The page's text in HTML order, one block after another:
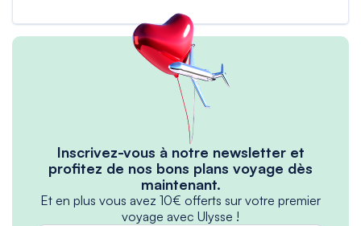
Inscrivez-vous à notre newsletter et
profitez de nos bons plans voyage dès
maintenant.
Et en plus vous avez 10€ offerts sur votre premier
voyage avec Ulysse !